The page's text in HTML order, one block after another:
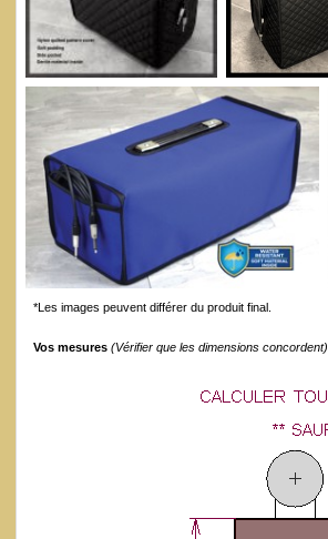
*Les images peuvent différer du produit final.
Vos mesures (Vérifier que les dimensions concordent)